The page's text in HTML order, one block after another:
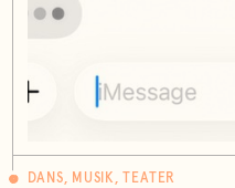
DANS, MUSIK, TEATER